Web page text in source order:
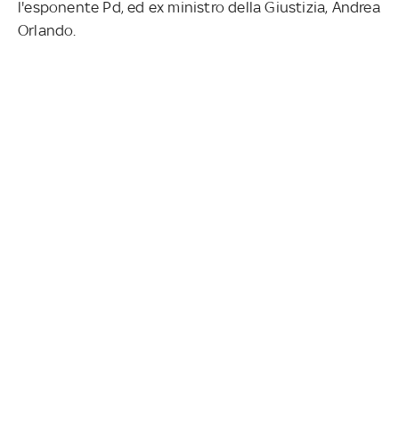
l'esponente Pd, ed ex ministro della Giustizia, Andrea
Orlando.